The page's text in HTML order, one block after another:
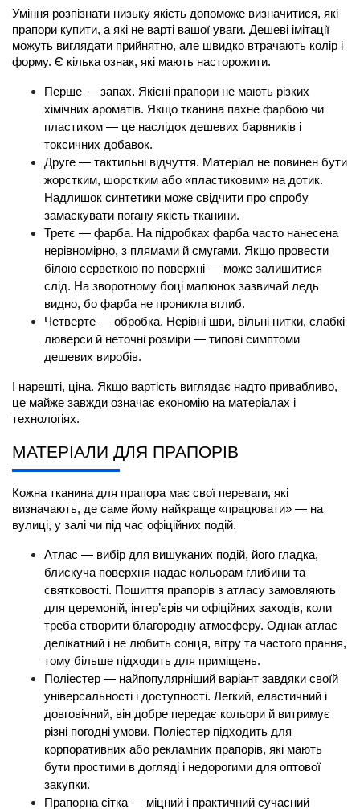
прапори купити, а які не варті вашої уваги. Дешеві імітації
можуть виглядати прийнятно, але швидко втрачають колір і
форму. Є кілька ознак, які мають насторожити.
Перше — запах. Якісні прапори не мають різких
хімічних ароматів. Якщо тканина пахне фарбою чи
пластиком — це наслідок дешевих барвників і
токсичних добавок.
Друге — тактильні відчуття. Матеріал не повинен бути
жорстким, шорстким або «пластиковим» на дотик.
Надлишок синтетики може свідчити про спробу
замаскувати погану якість тканини.
Третє — фарба. На підробках фарба часто нанесена
нерівномірно, з плямами й смугами. Якщо провести
білою серветкою по поверхні — може залишитися
слід. На зворотному боці малюнок зазвичай ледь
видно, бо фарба не проникла вглиб.
Четверте — обробка. Нерівні шви, вільні нитки, слабкі
люверси й неточні розміри — типові симптоми
дешевих виробів.
І нарешті, ціна. Якщо вартість виглядає надто привабливо,
це майже завжди означає економію на матеріалах і
технологіях.
МАТЕРІАЛИ ДЛЯ ПРАПОРІВ
Кожна тканина для прапора має свої переваги, які
визначають, де саме йому найкраще «працювати» — на
вулиці, у залі чи під час офіційних подій.
Атлас — вибір для вишуканих подій, його гладка,
блискуча поверхня надає кольорам глибини та
святковості. Пошиття прапорів з атласу замовляють
для церемоній, інтер’єрів чи офіційних заходів, коли
треба створити благородну атмосферу. Однак атлас
делікатний і не любить сонця, вітру та частого прання,
тому більше підходить для приміщень.
Поліестер — найпопулярніший варіант завдяки своїй
універсальності і доступності. Легкий, еластичний і
довговічний, він добре передає кольори й витримує
різні погодні умови. Поліестер підходить для
корпоративних або рекламних прапорів, які мають
бути простими в догляді і недорогими для оптової
закупки.
Прапорна сітка — міцний і практичний сучасний